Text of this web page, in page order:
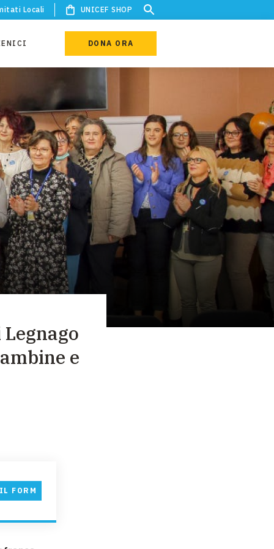
Locali UNICEF SHOP
DONA ORA
e
FORM